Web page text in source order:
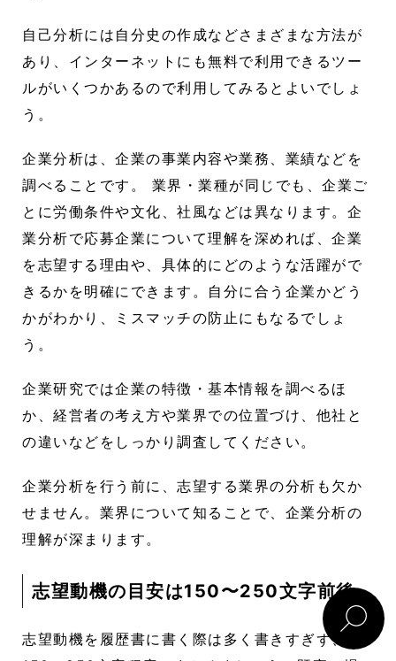
自己分析には自分史の作成などさまざまな方法が
あり、インターネットにも無料で利用できるツー
ルがいくつかあるので利用してみるとよいでしょ
う。
企業分析は、企業の事業内容や業務、業績などを
調べることです。 業界・業種が同じでも、企業ご
とに労働条件や文化、社風などは異なります。企
業分析で応募企業について理解を深めれば、企業
を志望する理由や、具体的にどのような活躍がで
きるかを明確にできます。自分に合う企業かどう
かがわかり、ミスマッチの防止にもなるでしょ
う。
企業研究では企業の特徴・基本情報を調べるほ
か、経営者の考え方や業界での位置づけ、他社と
の違いなどをしっかり調査してください。
企業分析を行う前に、志望する業界の分析も欠か
せません。業界について知ることで、企業分析の
理解が深まります。
志望動機の目安は150〜250文字前後
志望動機を履歴書に書く際は多く書きすぎず、